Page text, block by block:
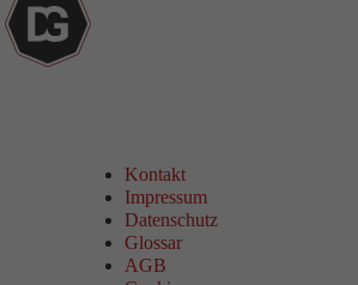
Kontakt
Impressum
Datenschutz
Glossar
AGB